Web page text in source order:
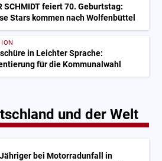
SCHMIDT feiert 70. Geburtstag:
Stars kommen nach Wolfenbüttel
in Leichter Sprache:
für die Kommunalwahl
und der Welt
bei Motorradunfall in